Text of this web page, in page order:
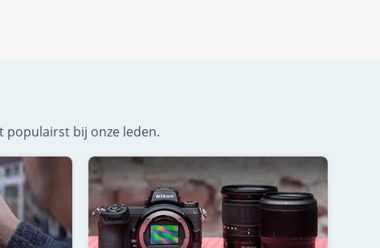
populairst bij onze leden.